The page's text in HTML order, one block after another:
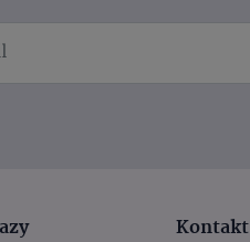
Kontakt